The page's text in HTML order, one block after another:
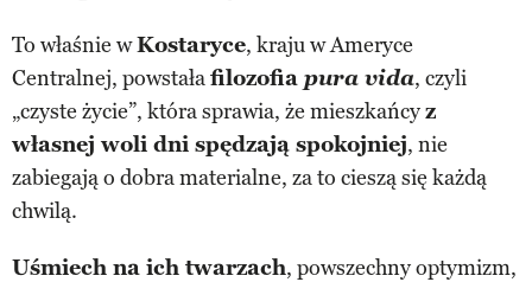
To właśnie wKostaryce, kraju w Ameryce
Centralnej, powstałafilozofia pura vida, czyli
„czyste życie”, która sprawia, że mieszkańcyz
własnej woli dni spędzają spokojniej, nie
zabiegają o dobra materialne, za to cieszą się każdą
chwilą.
Uśmiech na ich twarzach, powszechny optymizm,